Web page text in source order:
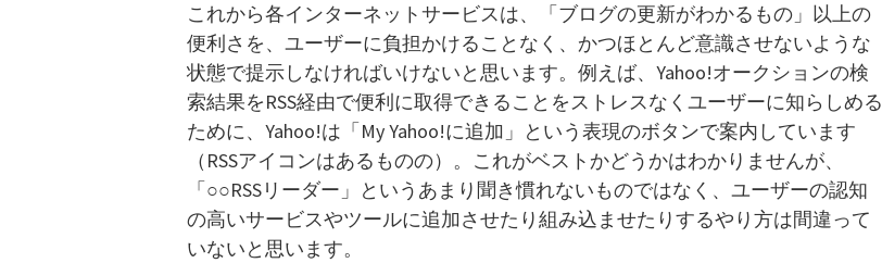
これから各インターネットサービスは、「ブログの更新がわかるもの」以上の
便利さを、ユーザーに負担かけることなく、かつほとんど意識させないような
状態で提示しなければいけないと思います。例えば、Yahoo!オークションの検
索結果をRSS経由で便利に取得できることをストレスなくユーザーに知らしめる
ために、Yahoo!は「My Yahoo!に追加」という表現のボタンで案内しています
（RSSアイコンはあるものの）。これがベストかどうかはわかりませんが、
「○○RSSリーダー」というあまり聞き慣れないものではなく、ユーザーの認知
の高いサービスやツールに追加させたり組み込ませたりするやり方は間違って
いないと思います。